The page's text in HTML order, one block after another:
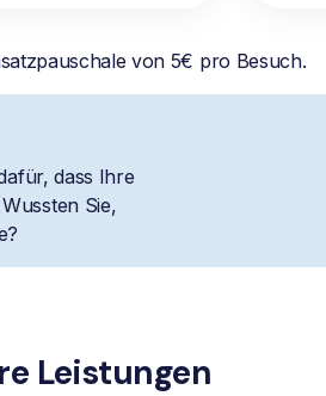
von 5€ pro Besuch.
dass Ihre
Sie,
Leistungen